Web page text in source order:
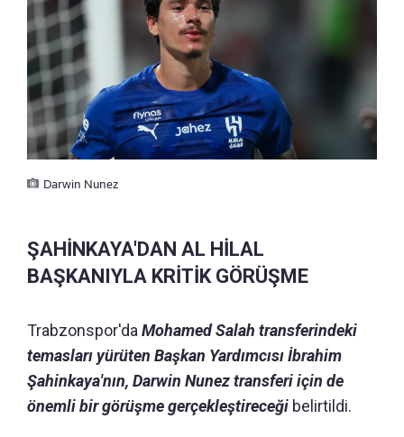
Darwin Nunez
ŞAHİNKAYA'DAN AL HİLAL
BAŞKANIYLA KRİTİK GÖRÜŞME
Trabzonspor'da Mohamed Salah transferindeki
temasları yürüten Başkan Yardımcısı İbrahim
Şahinkaya'nın, Darwin Nunez transferi için de
önemli bir görüşme gerçekleştireceği belirtildi.